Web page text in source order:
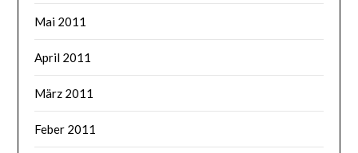
Mai 2011
April 2011
März 2011
Feber 2011